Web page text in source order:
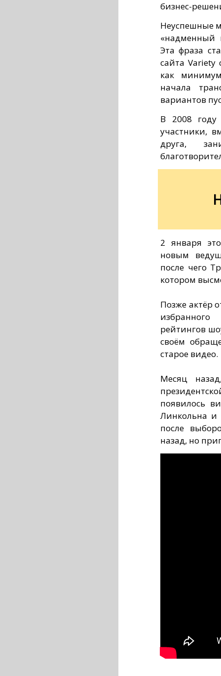
бизнес-
Неуспешные
«надменный
Эта фраза
сайта Variety
как
начала
вариантов
В 2008
участники,
друга,
2 января
новым
после чего
котором
Позже актёр
рейтингов
своём
старое видео.
Месяц
появилось
Линкольна и
после
назад, но